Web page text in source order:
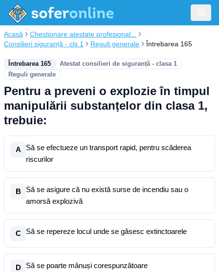
Acasă
Chestionare atestate profesional...
Consilieri siguranță - cls 1
Reguli generale Întrebarea 165
Întrebarea 165
Atestat consilieri de siguranță - clasa 1
Reguli generale
Pentru a preveni o explozie în timpul
manipulării substanțelor din clasa 1,
trebuie:
A
Să se efectueze un transport rapid, pentru scăderea
riscurilor
B
Să se asigure că nu există surse de incendiu sau o
amorsă explozivă
C Să se repereze locul unde se găsesc extinctoarele
D Să se poarte mânuși corespunzătoare